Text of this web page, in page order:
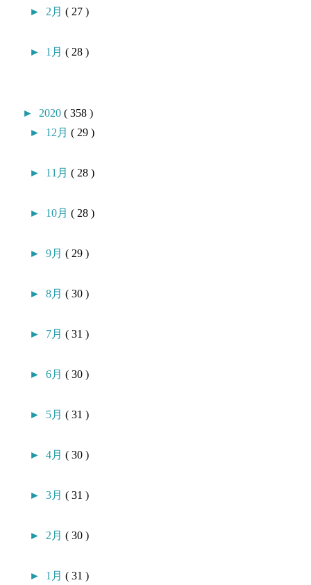
► 2月( 27 )
► 1月( 28 )
► 2020( 358 )
► 12月( 29 )
► 11月( 28 )
► 10月( 28 )
►9月( 29 )
►8月( 30 )
► 7月( 31 )
►6月( 30 )
► 5月( 31 )
►4月( 30 )
►3月( 31 )
► 2月( 30 )
► 1月( 31 )